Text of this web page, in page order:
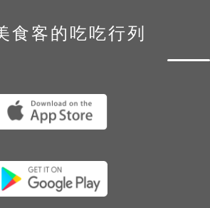
食客的吃吃行列